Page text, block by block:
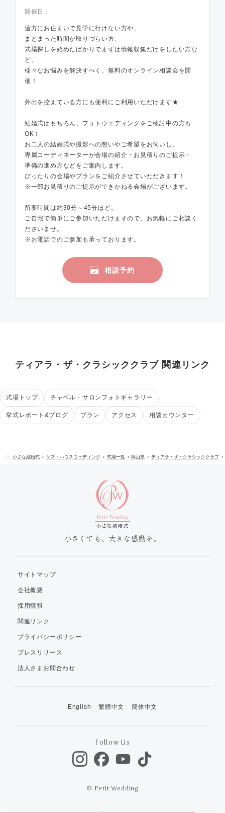
開催日：
遠方にお住まいで見学に行けない方や、
まとまった時間が取りづらい方、
式場探しを始めたばかりでまずは情報収集だけをしたい方な
ど、
様々なお悩みを解決すべく、無料のオンライン相談会を開
催！
外出を控えている方にも便利にご利用いただけます★
結婚式はもちろん、フォトウェディングをご検討中の方も
OK！
お二人の結婚式や撮影への想いやご希望をお伺いし、
専属コーディネーターが会場の紹介・お見積りのご提示・
準備の進め方などをご案内します。
ぴったりの会場やプランをご紹介させていただきます！
※一部お見積りのご提示ができかねる会場がございます。
所要時間は約30分～45分ほど。
ご自宅で簡単にご参加いただけますので、お気軽にご相談く
ださいませ。
※お電話でのご参加も承っております。
相談予約
ティアラ・ザ・クラシッククラブ 関連リンク
式場トップ チャペル・サロンフォトギャラリー
挙式レポート&ブログ プラン アクセス 相談カウンター
小さな結婚式 ゲストハウスウェディング 式場一覧 岡山県 ティアラ・ザ・クラシッククラブ
小さくても、大きな感動を。
サイトマップ
会社概要
採用情報
関連リンク
プライバシーポリシー
プレスリリース
法人さまお問合わせ
English 繁體中文 簡体中文
Follow Us
© Petit Wedding